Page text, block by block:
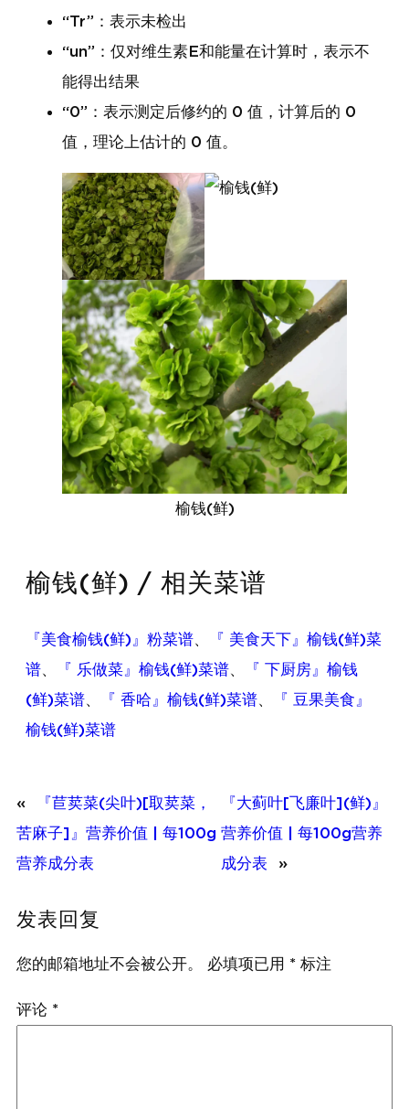
“Tr”：表示未检出
“un”：仅对维生素E和能量在计算时，表示不
能得出结果
“0”：表示测定后修约的 0 值，计算后的 0
值，理论上估计的 0 值。
榆钱(鲜)
榆钱(鲜) / 相关菜谱
『美食榆钱(鲜)』粉菜谱、
『 美食天下』榆钱(鲜)菜
谱、 『 乐做菜』榆钱(鲜)菜谱、
『 下厨房』榆钱
(鲜)菜谱、 『 香哈』榆钱(鲜)菜谱、
『 豆果美食』
榆钱(鲜)菜谱
«
『苣荬菜(尖叶)[取荬菜，
苦麻子]』营养价值 | 每100g
营养成分表
『大蓟叶[飞廉叶](鲜)』
营养价值 | 每100g营养
成分表
»
发表回复
您的邮箱地址不会被公开。 必填项已用 * 标注
评论 *